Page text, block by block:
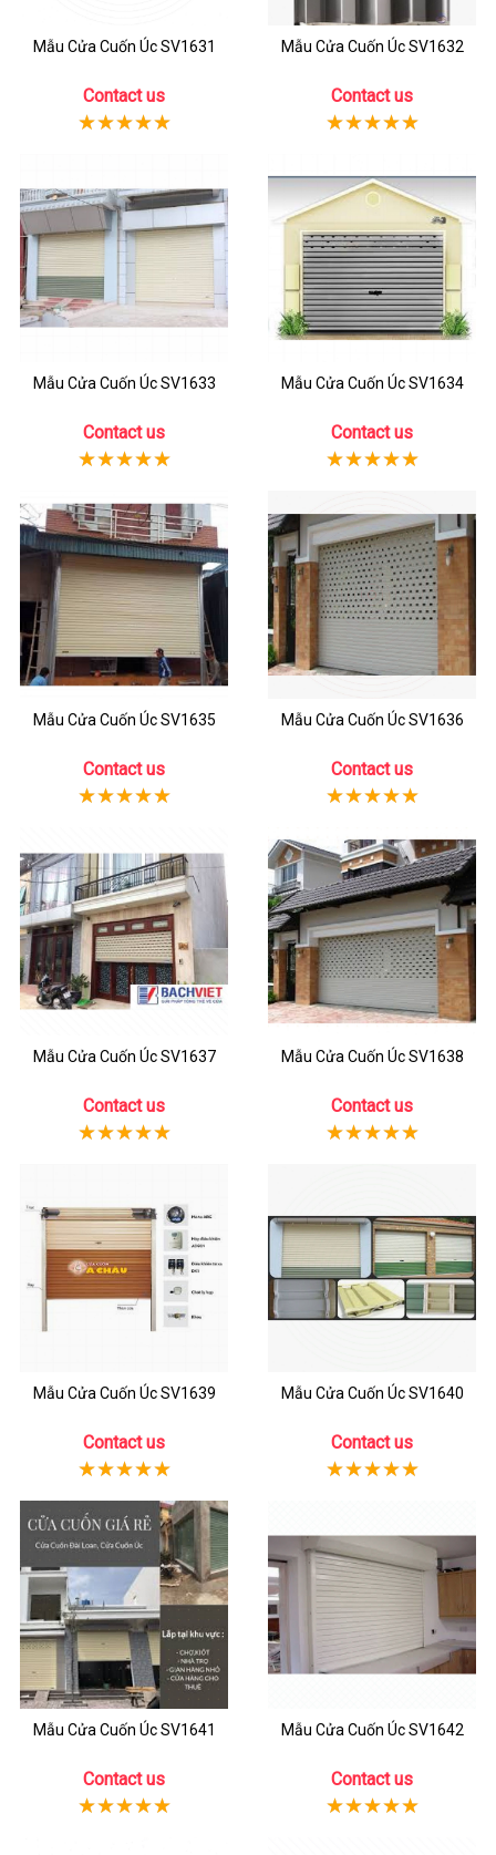
Mẫu Cửa Cuốn Úc SV1631
Contact us
Mẫu Cửa Cuốn Úc SV1632
Contact us
Mẫu Cửa Cuốn Úc SV1633
Contact us
Mẫu Cửa Cuốn Úc SV1634
Contact us
Mẫu Cửa Cuốn Úc SV1635
Contact us
Mẫu Cửa Cuốn Úc SV1636
Contact us
Mẫu Cửa Cuốn Úc SV1637
Contact us
Mẫu Cửa Cuốn Úc SV1638
Contact us
Mẫu Cửa Cuốn Úc SV1639
Contact us
Mẫu Cửa Cuốn Úc SV1640
Contact us
Mẫu Cửa Cuốn Úc SV1641
Contact us
Mẫu Cửa Cuốn Úc SV1642
Contact us